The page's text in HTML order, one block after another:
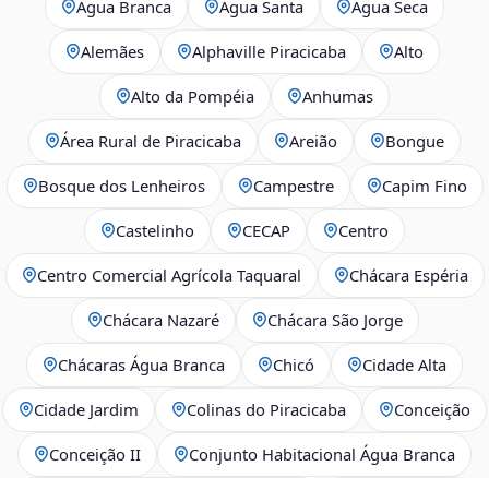
Água Branca Água Santa Água Seca
Alemães Alphaville Piracicaba Alto
Alto da Pompéia Anhumas
Área Rural de Piracicaba Areião Bongue
Bosque dos Lenheiros Campestre Capim Fino
Castelinho CECAP Centro
Centro Comercial Agrícola Taquaral Chácara Espéria
Chácara Nazaré Chácara São Jorge
Chácaras Água Branca Chicó Cidade Alta
Cidade Jardim Colinas do Piracicaba Conceição
Conceição II Conjunto Habitacional Água Branca